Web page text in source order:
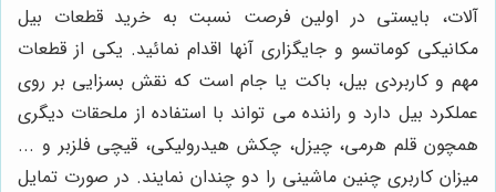
آلات، بایستی در اولین فرصت نسبت به خرید قطعات بیل
مکانیکی کوماتسو و جایگزاری آنها اقدام نمائید. یکی از قطعات
مهم و کاربردی بیل، باکت یا جام است که نقش بسزایی بر روی
عملکرد بیل دارد و راننده می تواند با استفاده از ملحقات دیگری
همچون قلم هرمی، چیزل، چکش هیدرولیکی، قیچی فلزبر و ...
میزان کاربری چنین ماشینی را دو چندان نمایند. در صورت تمایل